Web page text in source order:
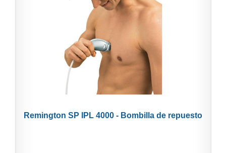
Remington SP IPL 4000 - Bombilla de repuesto